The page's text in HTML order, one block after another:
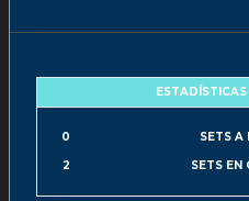
0 SETS A
2
SETS EN